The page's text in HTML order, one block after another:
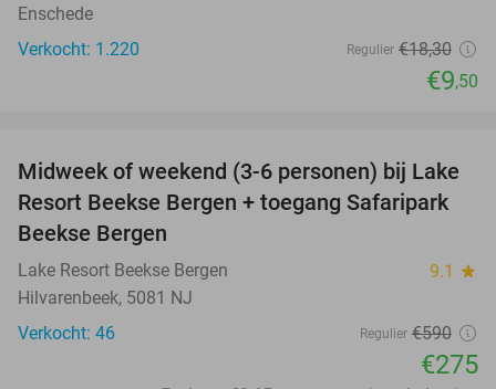
Enschede
Verkocht: 1.220
Regulier €18,30
€9,50
53%
Midweek of weekend (3-6 personen) bij Lake
Resort Beekse Bergen + toegang Safaripark
Beekse Bergen
Lake Resort Beekse Bergen 9.1 star
Hilvarenbeek, 5081 NJ
Verkocht: 46
Regulier €590
€275